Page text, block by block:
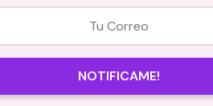
NOTIFICAME!